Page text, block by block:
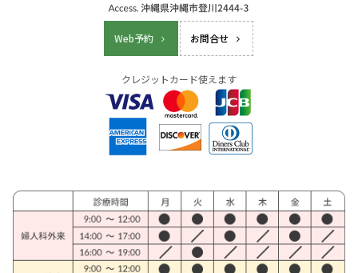
Web予約 お問合せ
クレジットカード使えます